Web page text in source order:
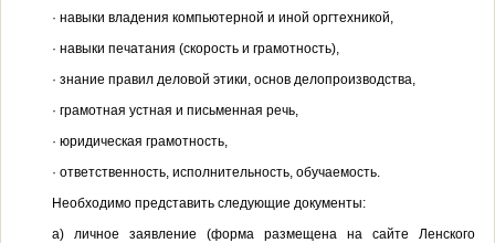
· навыки владения компьютерной и иной оргтехникой,
· навыки печатания (скорость и грамотность),
· знание правил деловой этики, основ делопроизводства,
· грамотная устная и письменная речь,
· юридическая грамотность,
· ответственность, исполнительность, обучаемость.
Необходимо представить следующие документы:
а) личное заявление (форма размещена на сайте Ленского